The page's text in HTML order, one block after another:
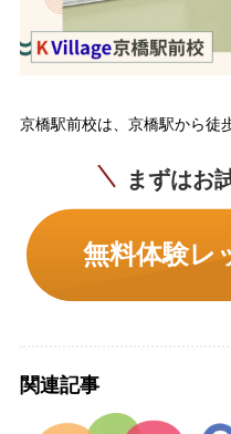
京橋駅前校は、京橋駅から徒
まずはお
無料体験レ
関連記事